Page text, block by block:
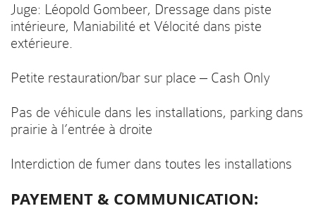
Juge: Léopold Gombeer, Dressage dans piste
intérieure, Maniabilité et Vélocité dans piste
extérieure.
Petite restauration/bar sur place – Cash Only
Pas de véhicule dans les installations, parking dans
prairie à l’entrée à droite
Interdiction de fumer dans toutes les installations
PAYEMENT & COMMUNICATION: